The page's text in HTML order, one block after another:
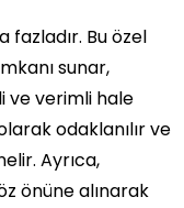
fazladır. Bu özel
sunar,
ve verimli hale
odaklanılır ve
Ayrıca,
önüne alınarak